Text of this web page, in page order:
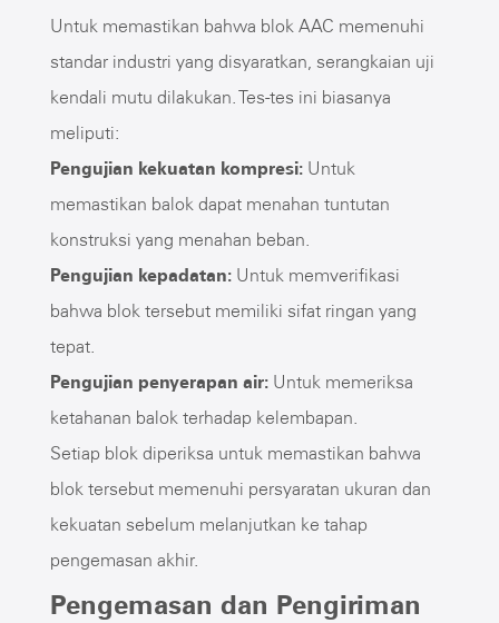
Untuk memastikan bahwa blok AAC memenuhi
standar industri yang disyaratkan, serangkaian uji
kendali mutu dilakukan. Tes-tes ini biasanya
meliputi:
Pengujian kekuatan kompresi: Untuk
memastikan balok dapat menahan tuntutan
konstruksi yang menahan beban.
Pengujian kepadatan: Untuk memverifikasi
bahwa blok tersebut memiliki sifat ringan yang
tepat.
Pengujian penyerapan air: Untuk memeriksa
ketahanan balok terhadap kelembapan.
Setiap blok diperiksa untuk memastikan bahwa
blok tersebut memenuhi persyaratan ukuran dan
kekuatan sebelum melanjutkan ke tahap
pengemasan akhir.
Pengemasan dan Pengiriman